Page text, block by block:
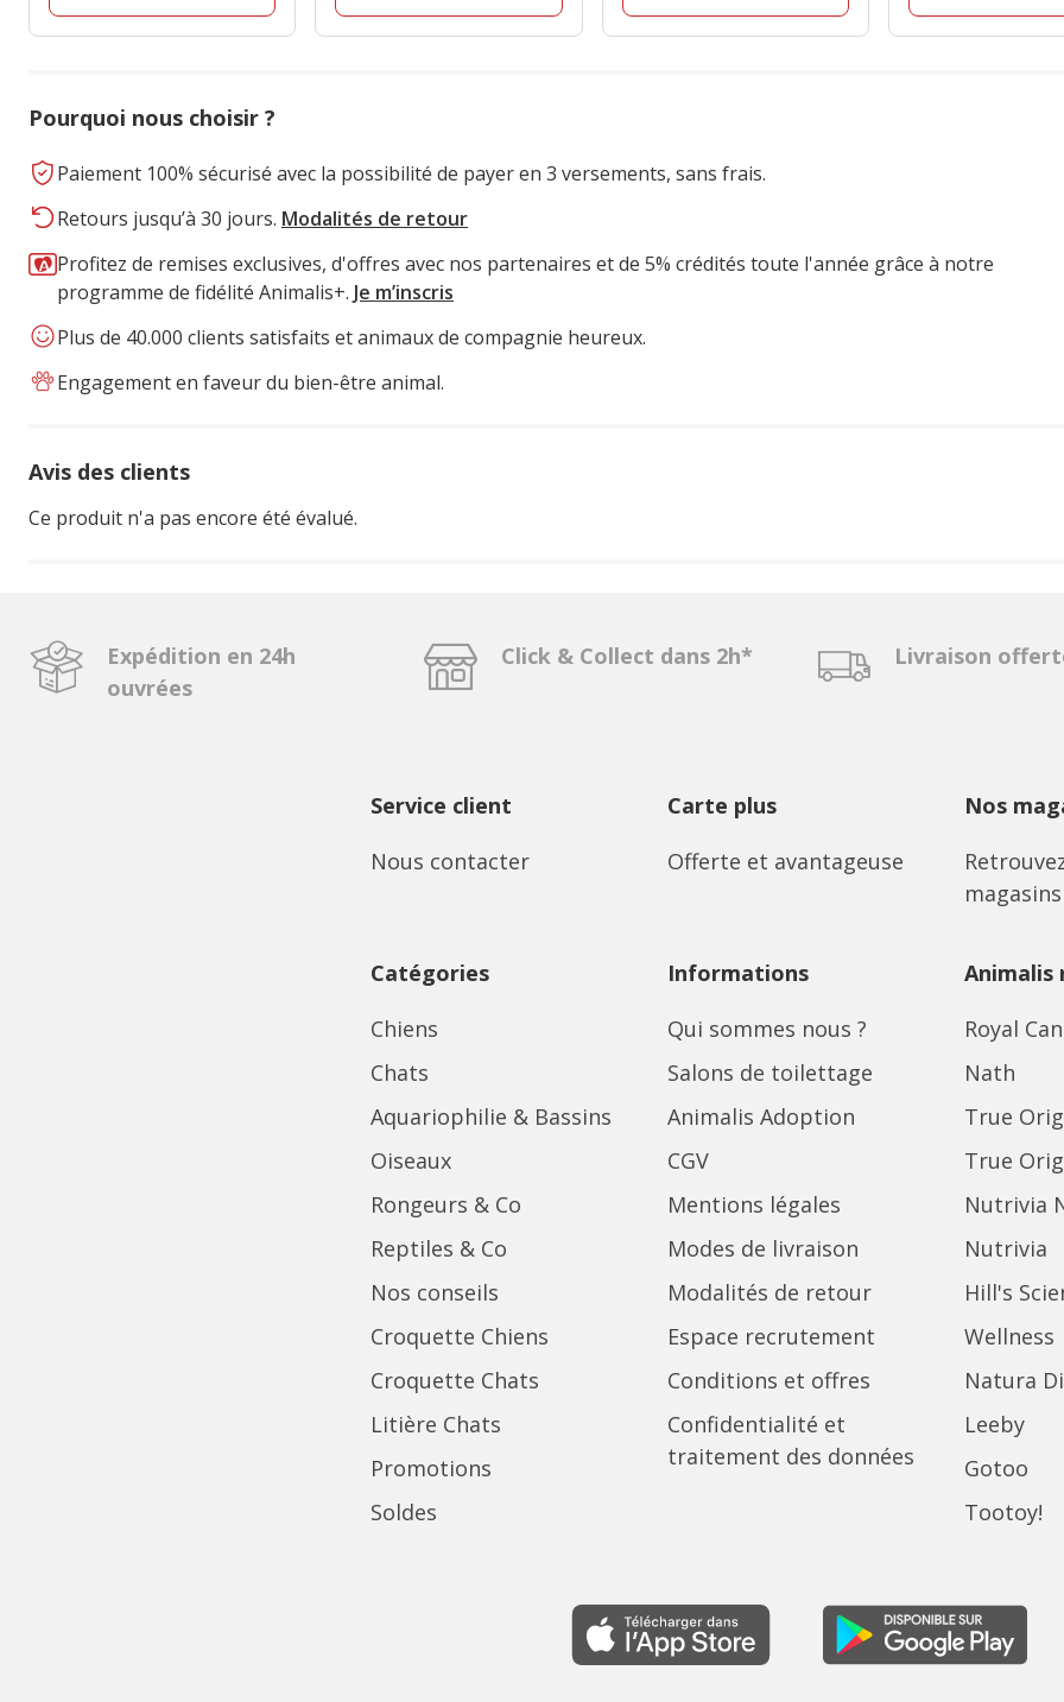
Pourquoi nous choisir ?
Paiement 100% sécurisé avec la possibilité de payer en 3 versements, sans frais.
Retours jusqu’à 30 jours. Modalités de retour
Profitez de remises exclusives, d'offres avec nos partenaires et de 5% crédités toute l'année grâce à notre
programme de fidélité Animalis+. Je m’inscris
Plus de 40.000 clients satisfaits et animaux de compagnie heureux.
Engagement en faveur du bien-être animal.
Avis des clients
Ce produit n'a pas encore été évalué.
Expédition en 24h
ouvrées
Click & Collect dans 2h* Livraison
Service client
Nous contacter
Carte plus
Offerte et avantageuse
Nos
magasins
Catégories
Chiens
Chats
Aquariophilie & Bassins
Oiseaux
Rongeurs & Co
Reptiles & Co
Nos conseils
Croquette Chiens
Croquette Chats
Litière Chats
Promotions
Soldes
Informations
Qui sommes nous ?
Salons de toilettage
Animalis Adoption
CGV
Mentions légales
Modes de livraison
Modalités de retour
Espace recrutement
Conditions et offres
Confidentialité et
traitement des données
Animalis
Royal
Nath
True
True
Nutrivia
Nutrivia
Hill's
Wellness
Natura
Leeby
Gotoo
Tootoy!